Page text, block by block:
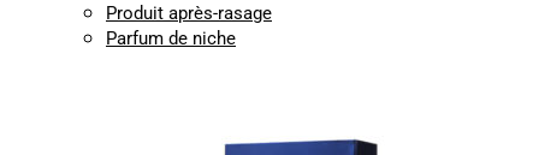
Produit après-rasage
Parfum de niche